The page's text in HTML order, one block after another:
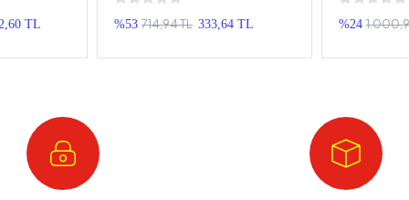
TL %53 714,94 TL 333,64 TL %24